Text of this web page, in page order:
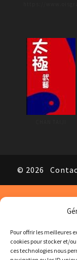
Pour offrir les meilleures
cookies pour stocker et/
ces technologies nous
© 2026